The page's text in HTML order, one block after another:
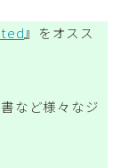
』をオスス
など様々なジ